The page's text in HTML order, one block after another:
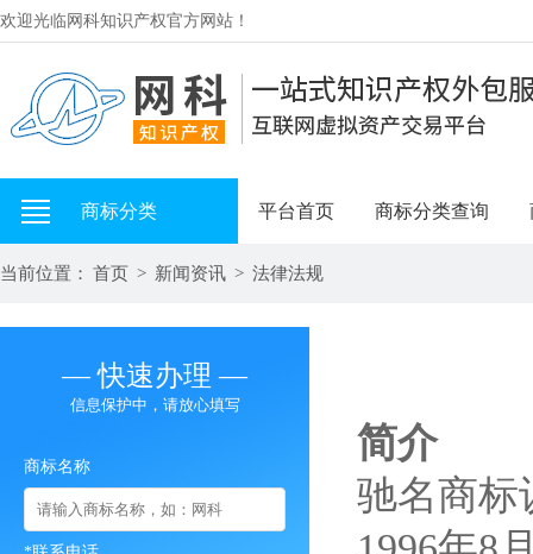
欢迎光临网科知识产权官方网站！
商标分类 平台首页 商标分类查询
当前位置： 首页 > 新闻资讯 > 法律法规
— 快速办理 —
信息保护中，请放心填写
商标名称
简介
驰名商标